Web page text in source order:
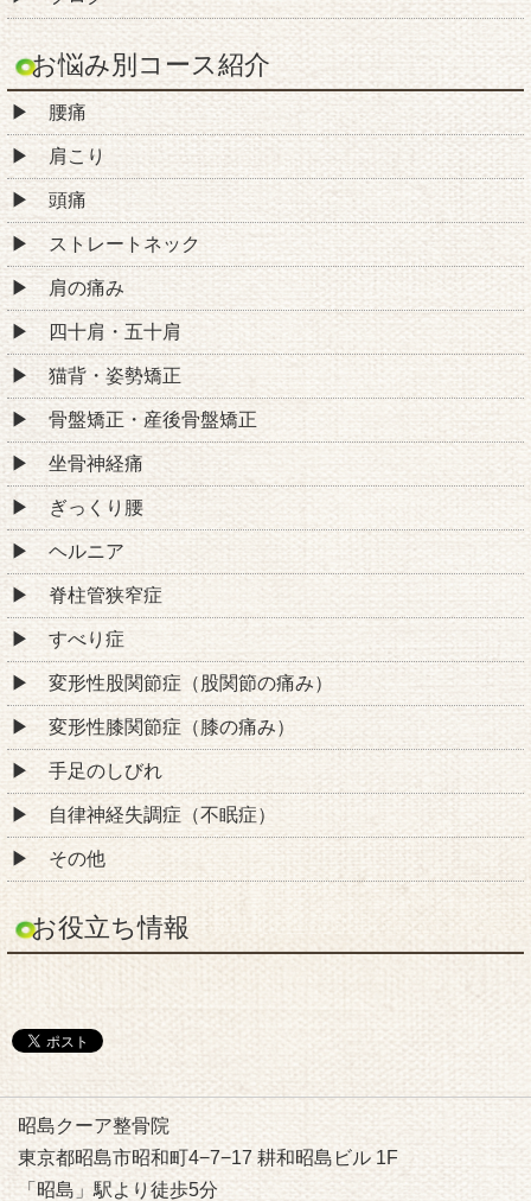
お悩み別コース紹介
腰痛
肩こり
頭痛
ストレートネック
肩の痛み
四十肩・五十肩
猫背・姿勢矯正
骨盤矯正・産後骨盤矯正
坐骨神経痛
ぎっくり腰
ヘルニア
脊柱管狭窄症
すべり症
変形性股関節症（股関節の痛み）
変形性膝関節症（膝の痛み）
手足のしびれ
自律神経失調症（不眠症）
その他
お役立ち情報
昭島クーア整骨院
東京都昭島市昭和町4−7−17 耕和昭島ビル 1F
「昭島」駅より徒歩5分